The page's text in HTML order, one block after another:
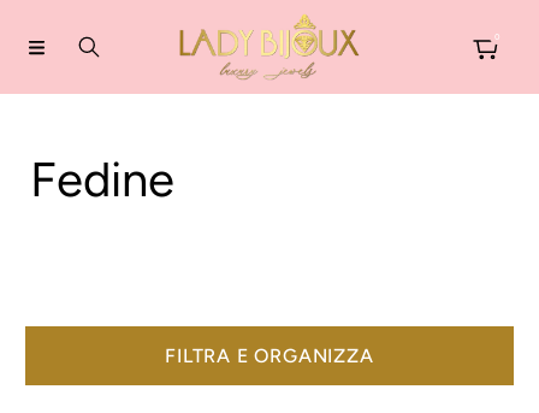
VAI DIRETTAMENTE AI CONTENUTI 0
C
Fedine
FILTRA E ORGANIZZA